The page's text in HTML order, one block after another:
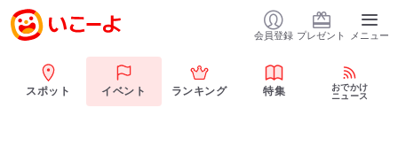
会員登録 プレゼント メニュー
スポット イベント ランキング 特集
おでかけ
ニュース